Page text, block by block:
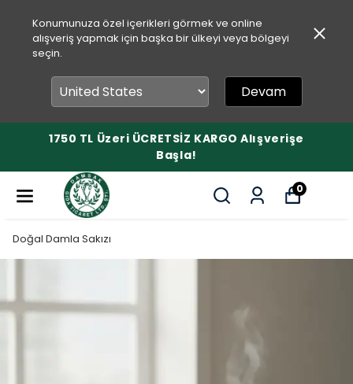
Konumunuza özel içerikleri görmek ve online
alışveriş yapmak için başka bir ülkeyi veya bölgeyi
seçin.
Devam
1750 TL Üzeri ÜCRETSİZ KARGO Alışverişe
Başla!
0
Doğal Damla Sakızı